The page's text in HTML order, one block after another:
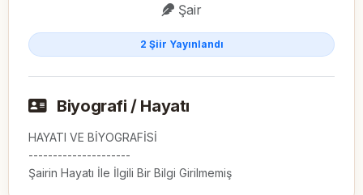
Şair
2 Şiir Yayınlandı
Biyografi / Hayatı
HAYATI VE BİYOGRAFİSİ
---------------------
Şairin Hayatı İle İlgili Bir Bilgi Girilmemiş